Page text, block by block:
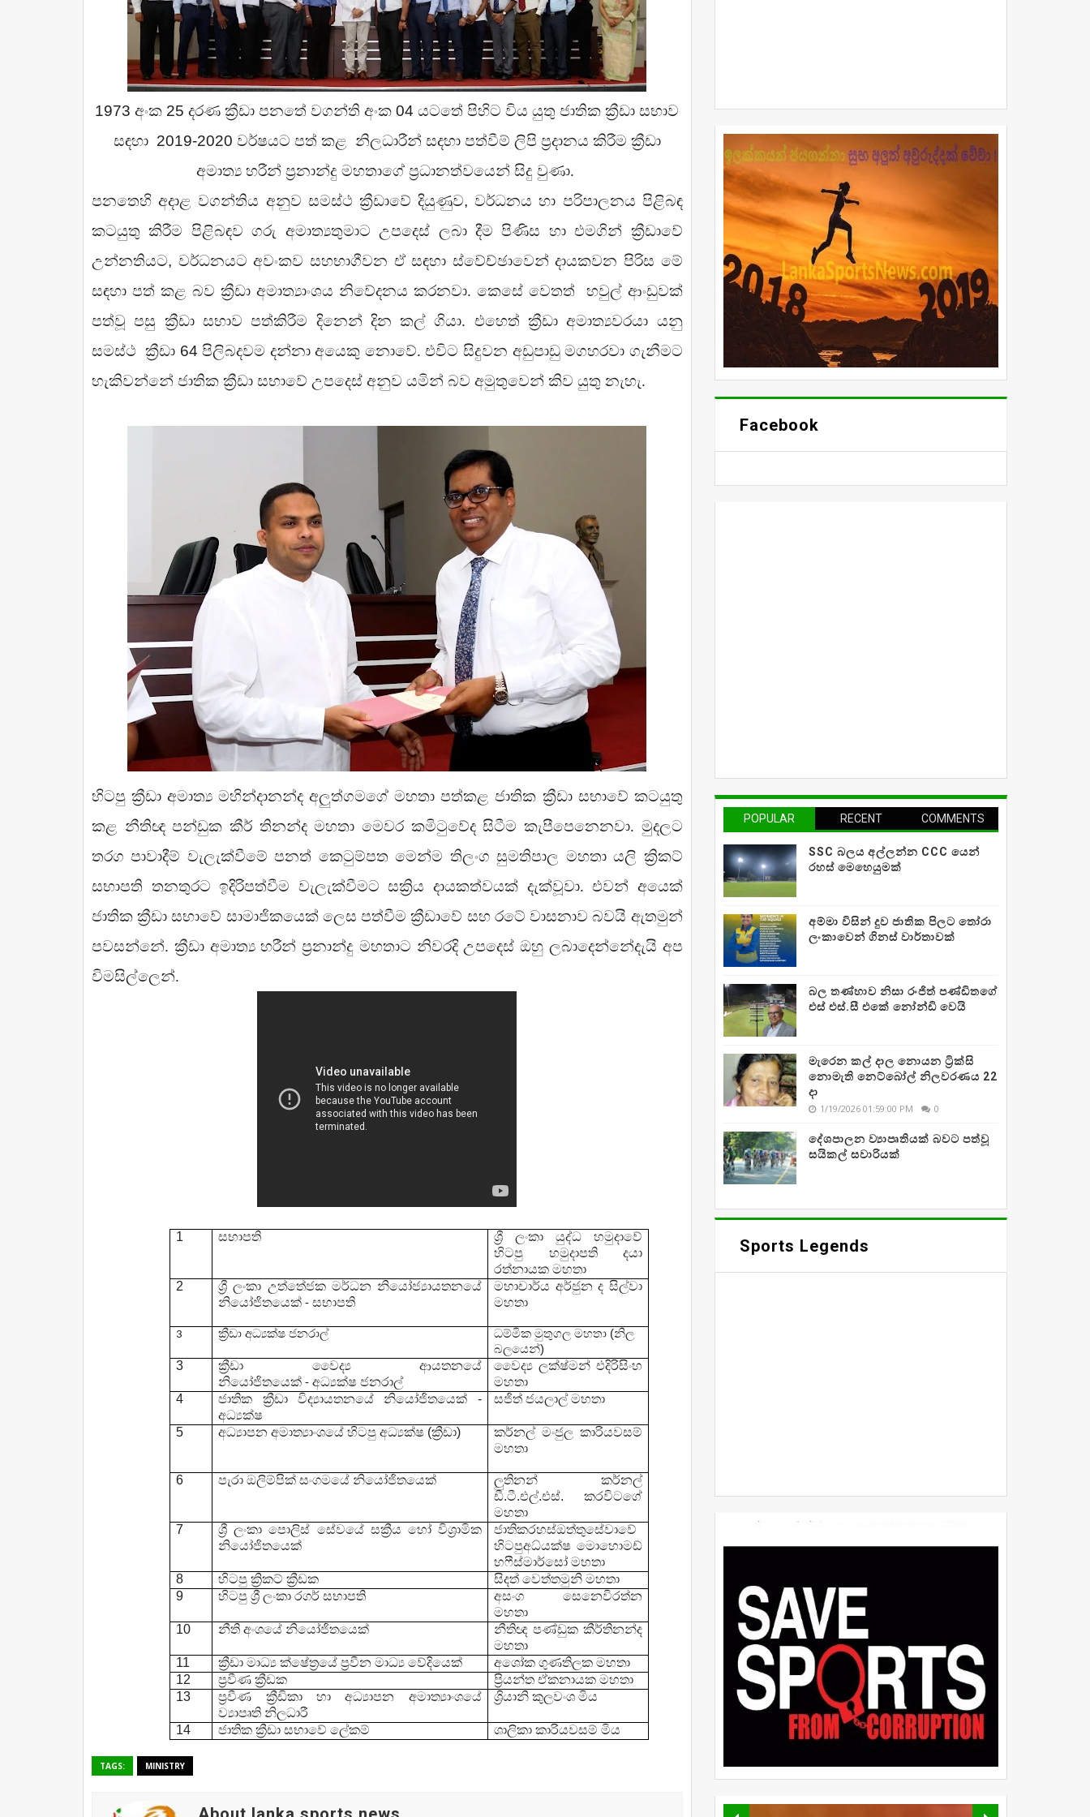
1973 අංක 25 දරණ ක්‍රීඩා පනතේ වගන්ති අංක04 යටතේ පිහිට විය යුතු ජාතික ක්‍රීඩා සභාව
සඳහා 2019-2020 වර්ෂයට පත් කළ
නිලධාරීන් සදහා පත්වීම් ලිපි ප්‍රදානය කිරීම ක්‍රීඩා
අමාත්‍ය හරීන් ප්‍රනාන්දු මහතාගේ ප්‍රධානත්වයෙන් සිදු වුණා.
පනතෙහි අදාළ වගන්තිය අනුව සමස්ථ ක්‍රීඩාවේ දියුණුව,වර්ධනය හා පරිපාලනය පිළිබඳ
කටයුතු කිරීම පිළිබඳව ගරු අමාත්‍යතුමාට උපදෙස් ලබා දීම පිණිස හා එමගින් ක්‍රීඩාවේ
උන්නතියට, වර්ධනයට අවංකව සහභාගීවන ඒ සඳහා ස්වේච්ඡාවෙන් දායකවන පිරිස මේ
සඳහා පත් කළ බව ක්‍රීඩා අමාත්‍යාංශය නිවේදනය කරනවා. කෙසේ වෙතත්
හවුල් ආංඩුවක්
පත්වූ පසු ක්‍රීඩා සභාව පත්කිරීම දිනෙන් දින කල් ගියා. එහෙත් ක්‍රීඩා අමාත්‍යවරයා යනු
සමස්ථ ක්‍රීඩා 64 පිලිබදවම දන්නා අයෙකු නොවේ. එවිට සිදුවන අඩුපාඩු මගහරවා ගැනීමට
හැකිවන්නේ ජාතික ක්‍රීඩා සභාවේ උපදෙස් අනුව යමින් බව අමුතුවෙන් කිව යුතු නැහැ.
හිටපු ක්‍රීඩා අමාත්‍ය මහින්දානන්ද අලුත්ගමගේ මහතා පත්කළ ජාතික ක්‍රීඩා සභාවේ කටයුතු
කළ නීතිඥ පන්ඩුක කීර් තිනන්ද මහතා මෙවර කමිටුවේද සිටීම කැපීපෙනෙනවා. මුදලට
තරග පාවාදීම් වැලැක්වීමේ පනත් කෙටුම්පත මෙන්ම තිලංග සුමතිපාල මහතා යලි ක්‍රිකට්
සභාපති තනතුරට ඉදිරිපත්වීම වැලැක්වීමට සක්‍රිය දායකත්වයක් දැක්වූවා. එවන් අයෙක්
ජාතික ක්‍රීඩා සභාවේ සාමාජිකයෙක් ලෙස පත්වීම ක්‍රීඩාවේ සහ රටේ වාසනාව බවයි ඇතමුන්
පවසන්නේ. ක්‍රීඩා අමාත්‍ය හරීන් ප්‍රනාන්දු මහතාට නිවරදි උපදෙස් ඔහු ලබාදෙන්නේදැයි අප
විමසිල්ලෙන්.
1 සභාපති ශ්‍රීලංකා යුද්ධ හමුදාවේ
හිටපු හමුදාපති දයා
රත්නායක මහතා
2
ශ්‍රී ලංකා උත්තේජක මර්ධන නියෝජ්‍යායතනයේ
නියෝජිතයෙක් -සභාපති
මහාචාර්ය අර්ජුන ද සිල්වා
මහතා
3 ක්‍රීඩා අධ්‍යක්ෂ ජනරාල්
ධම්මික මුතුගල මහතා (නිල
බලයෙන්)
3
ක්‍රීඩා වෛද්‍ය ආයතනයේ
නියෝජිතයෙක් -අධ්‍යක්ෂ ජනරාල්
වෛද්‍ය ලක්ෂ්මන් එදිරිසිංහ
මහතා
4
ජාතික ක්‍රීඩා විද්‍යායතනයේ නියෝජිතයෙක් -
අධ්‍යක්ෂ
සජිත් ජයලාල් මහතා
5 අධ්‍යාපන අමාත්‍යාංශයේ හිටපු අධ්‍යක්ෂ (ක්‍රීඩා)
කර්නල් මංජුල කාරියවසම්
මහතා
6 පැරා ඔලිම්පික් සංගමයේ නියෝජිතයෙක්
ලුතිනන් කර්නල්
ඩී.ටී.එල්.එස්. කරවිටගේ
මහතා
7
ශ්‍රී ලංකා පොලිස් සේවයේ සක්‍රීය හෝ විශ්‍රාමික
නියෝජිතයෙක්
ජාතිකරහස්ඔත්තුසේවාවේ
හිටපුඅධ්‍යක්ෂ මොහොමඩ්
හෆීස්මාර්සෝ මහතා
8
හිටපු ක්‍රිකට් ක්‍රීඩක
සිදත් වෙත්තමුනි මහතා
9
හිටපු ශ්‍රී ලංකා රගර් සභාපති
අසංග සෙනෙවිරත්න
මහතා
10
නීති අංශයේ නියෝජිතයෙක්
නීතිඥ පණ්ඩුක කීර්තිනන්ද
මහතා
11
ක්‍රීඩා මාධ්‍ය ක්ෂේත්‍රයේ ප්‍රවීන මාධ්‍ය වේදියෙක්
අශෝක ගුණතිලක මහතා
12
ප්‍රවීණ ක්‍රීඩක
ප්‍රියන්ත ඒකනායක මහතා
13
ප්‍රවීණ ක්‍රීඩිකා හා අධ්‍යාපන අමාත්‍යාංශයේ
ව්‍යාපෘති නිලධාරී
ශ්‍රියානි කුලවංශ මිය
14 ජාතික ක්‍රීඩා සභාවේ ලේකම් ශාලිකා කාරියවසම් මිය
TAGS: MINISTRY
Facebook
POPULAR RECENT COMMENTS
SSC බලය අල්ලන්න CCC යෙන්
රහස් මෙහෙයුමක්
අම්මා විසින් දුව ජාතික පිලට තෝරා
ලංකාවෙන් ගිනස් වාර්තාවක්
බල තණ්හාව නිසා රංජිත් පණ්ඩිතගේ
එස් එස්.සී එකේ නෝන්ඩි වෙයි
මැරෙන කල් දාල නොයන ට්‍රික්සි
නොමැති නෙට්බෝල් නිලවරණය 22
දා
1/19/2026 01:59:00 PM 0
දේශපාලන ව්‍යාපෘතියක් බවට පත්වූ
සයිකල් සවාරියක්
Sports Legends